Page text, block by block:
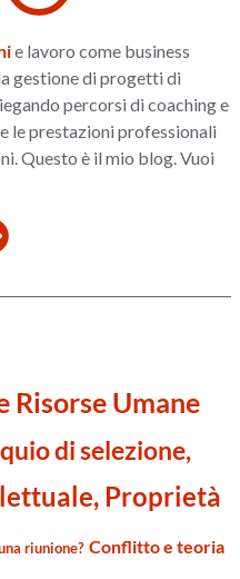
e lavoro come business
gestione di progetti di
percorsi di coaching e
le prestazioni professionali
Questo è il mio blog. Vuoi
Risorse Umane
di selezione,
Proprietà
riunione? Conflitto e teoria